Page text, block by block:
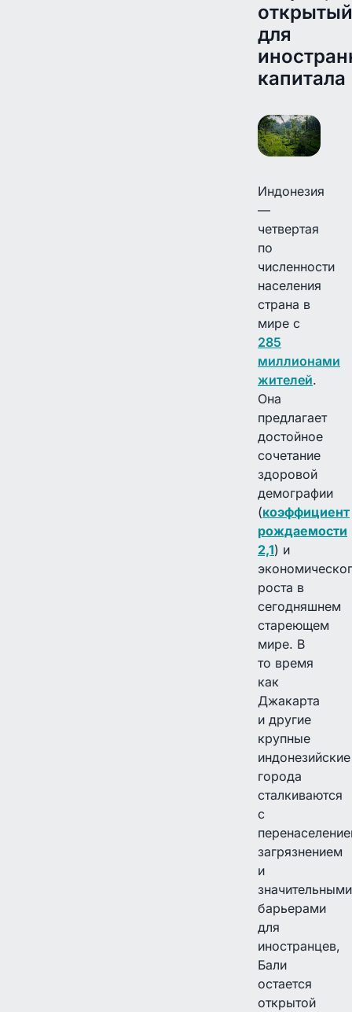
открытый
для
капитала
Индонезия
—
четвертая
по
численности
населения
страна в
мире с
285
миллионами
жителей.
Она
предлагает
достойное
сочетание
здоровой
демографии
(коэффициент
рождаемости
2,1) и
роста в
сегодняшнем
стареющем
мире. В
то время
как
Джакарта
и другие
крупные
индонезийские
города
сталкиваются
с
загрязнением
и
значительными
барьерами
для
иностранцев,
Бали
остается
открытой